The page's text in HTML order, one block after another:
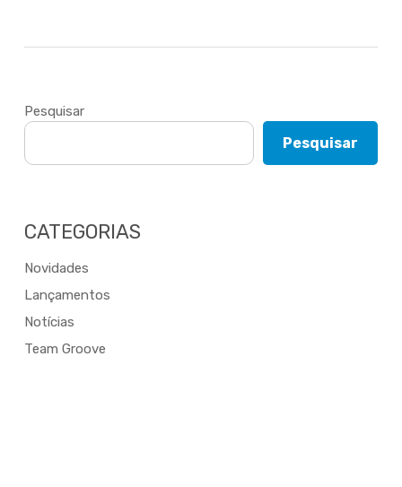
Pesquisar
Pesquisar
CATEGORIAS
Novidades
Lançamentos
Notícias
Team Groove